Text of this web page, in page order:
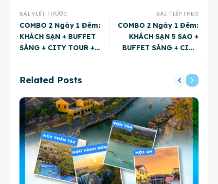
BÀI VIẾT TRƯỚC
COMBO 2 Ngày 1 Đêm:
KHÁCH SẠN + BUFFET
SÁNG + CITY TOUR +
BÀI TIẾP THEO
COMBO 2 Ngày 1 Đêm:
KHÁCH SẠN 5 SAO +
BUFFET SÁNG + CITY
Related Posts